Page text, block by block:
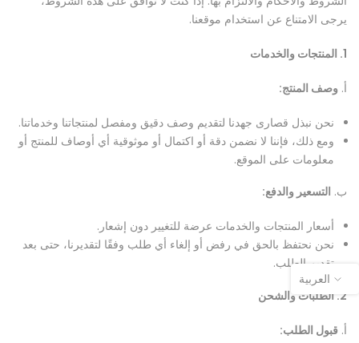
يرجى الامتناع عن استخدام موقعنا.
1. المنتجات والخدمات
أ. وصف المنتج:
نحن نبذل قصارى جهدنا لتقديم وصف دقيق ومفصل لمنتجاتنا وخدماتنا.
ومع ذلك، فإننا لا نضمن دقة أو اكتمال أو موثوقية أي أوصاف للمنتج أو
معلومات على الموقع.
ب. التسعير والدفع:
أسعار المنتجات والخدمات عرضة للتغيير دون إشعار.
نحن نحتفظ بالحق في رفض أو إلغاء أي طلب وفقًا لتقديرنا، حتى بعد
تقديم الطلب.
2. الطلبات والشحن
أ. قبول الطلب:
العربية